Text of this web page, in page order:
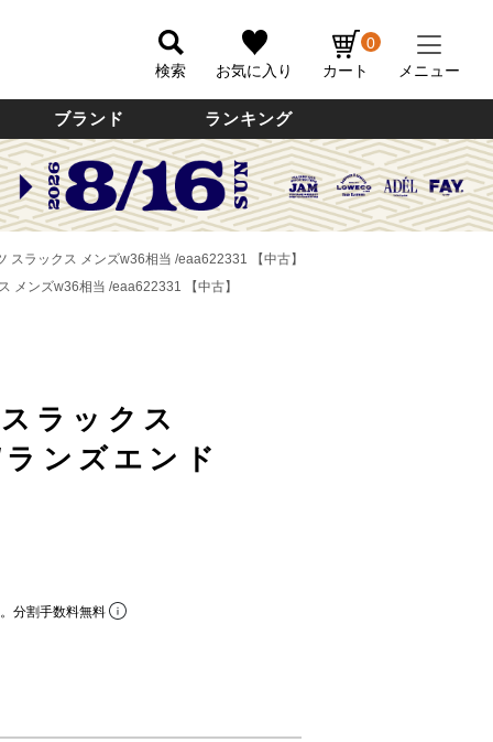
検索 お気に入り カート
0
メニュー
ブランド ランキング
ラックス メンズw36相当 /eaa622331 【中古】
メンズw36相当 /eaa622331 【中古】
ラックス
ンズエンド
分割手数料無料